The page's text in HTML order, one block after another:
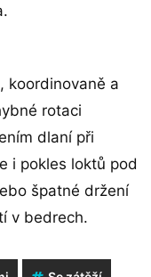
koordinovaně a
rotaci
dlaní při
i pokles loktů pod
špatné držení
v bedrech.